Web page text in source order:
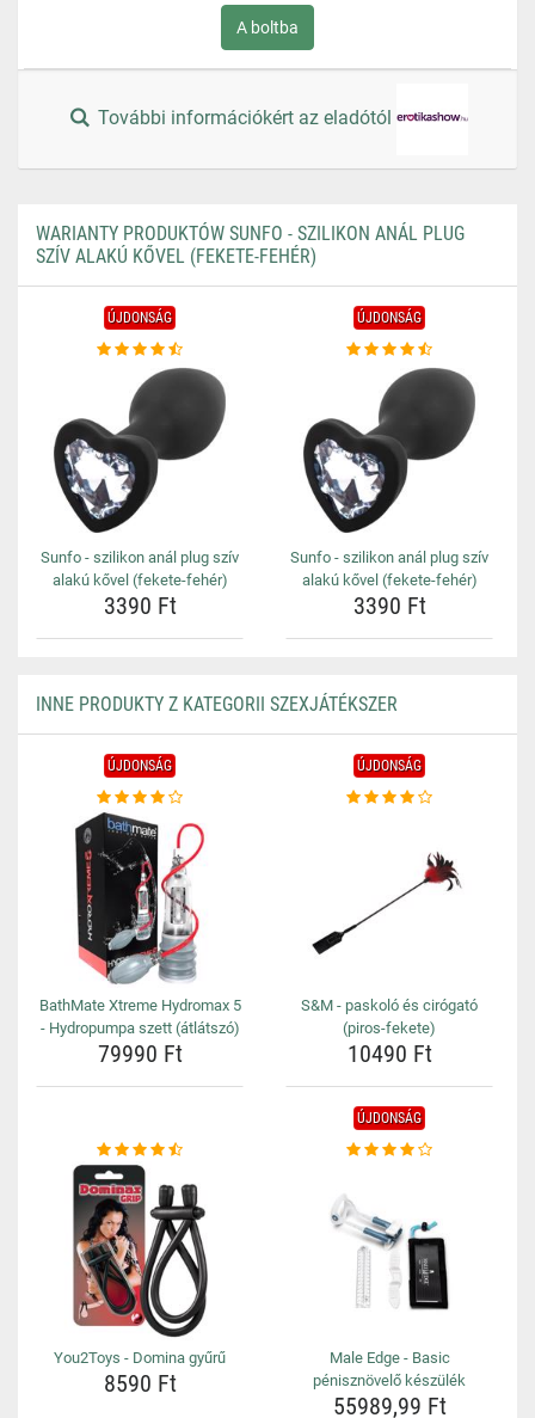
A boltba
További információkért az eladótól
WARIANTY PRODUKTÓW SUNFO - SZILIKON ANÁL PLUG
SZÍV ALAKÚ KŐVEL (FEKETE-FEHÉR)
ÚJDONSÁG
Sunfo - szilikon anál plug szív
alakú kővel (fekete-fehér)
3390 Ft
ÚJDONSÁG
Sunfo - szilikon anál plug szív
alakú kővel (fekete-fehér)
3390 Ft
INNE PRODUKTY Z KATEGORII SZEXJÁTÉKSZER
ÚJDONSÁG
BathMate Xtreme Hydromax 5
- Hydropumpa szett (átlátszó)
79990 Ft
ÚJDONSÁG
S&M - paskoló és cirógató
(piros-fekete)
10490 Ft
You2Toys - Domina gyűrű
8590 Ft
ÚJDONSÁG
Male Edge - Basic
pénisznövelő készülék
55989,99 Ft